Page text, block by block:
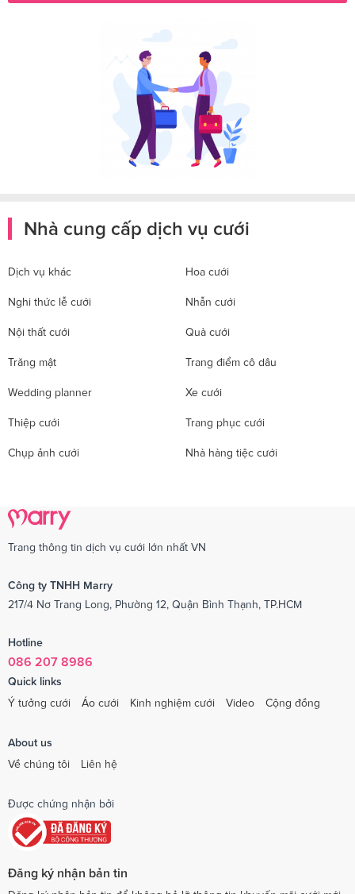
Nhà cung cấp dịch vụ cưới
Dịch vụ khác Hoa cưới
Nghi thức lễ cưới Nhẫn cưới
Nội thất cưới Quà cưới
Trăng mật Trang điểm cô dâu
Wedding planner Xe cưới
Thiệp cưới Trang phục cưới
Chụp ảnh cưới Nhà hàng tiệc cưới
Trang thông tin dịch vụ cưới lớn nhất VN
Công ty TNHH Marry
217/4 Nơ Trang Long, Phường 12, Quận Bình Thạnh, TP.HCM
Hotline
086 207 8986
Quick links
Ý tưởng cưới
Áo cưới Kinh nghiệm cưới Video Cộng đồng
About us
Về chúng tôi
Liên hệ
Được chứng nhận bởi
Đăng ký nhận bản tin